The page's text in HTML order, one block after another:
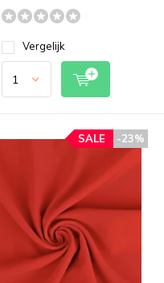
Vergelijk
-23%
SALE